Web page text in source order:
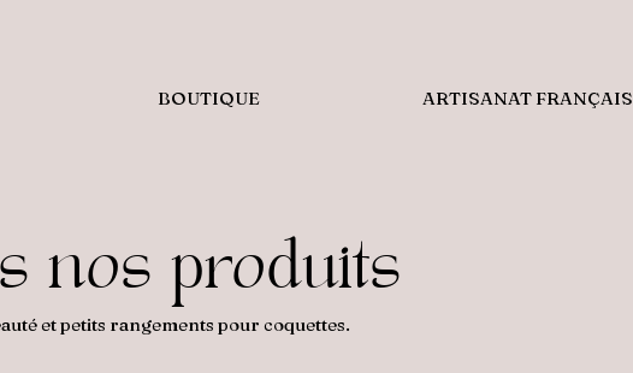
BOUTIQUE ARTISANAT FRANÇAIS
nos produits
et petits rangements pour coquettes.